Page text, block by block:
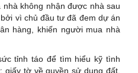
không nhận được nhà sau
vì chủ đầu tư đã đem dự án
hàng, khiến người mua nhà
tỉnh táo để tìm hiểu kỹ tình
tờ về quyền sử dụng đất,